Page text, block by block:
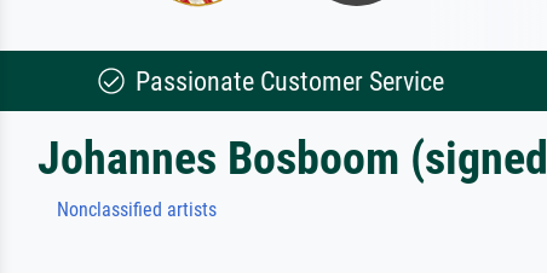
Passionate Customer Service
Johannes Bosboom
Nonclassified artists